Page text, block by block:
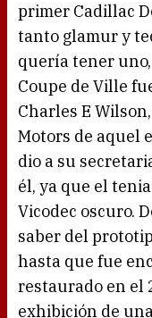
primer Cadillac
tanto glamur y
quería tener
Coupe de Ville
Charles E
Motors de aquel
dio a su
él, ya que el
Vicodec oscuro.
saber del
hasta que fue
restaurado en el
exhibición de